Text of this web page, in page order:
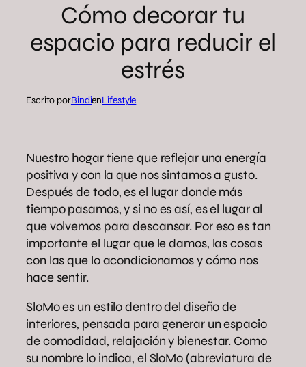
Cómo decorar tu
espacio para reducir el
estrés
Escrito porBindienLifestyle
Nuestro hogar tiene que reflejar una energía
positiva y con la que nos sintamos a gusto.
Después de todo, es el lugar donde más
tiempo pasamos, y si no es así, es el lugar al
que volvemos para descansar. Por eso es tan
importante el lugar que le damos, las cosas
con las que lo acondicionamos y cómo nos
hace sentir.
SloMo es un estilo dentro del diseño de
interiores, pensada para generar un espacio
de comodidad, relajación y bienestar. Como
su nombre lo indica, el SloMo (abreviatura de